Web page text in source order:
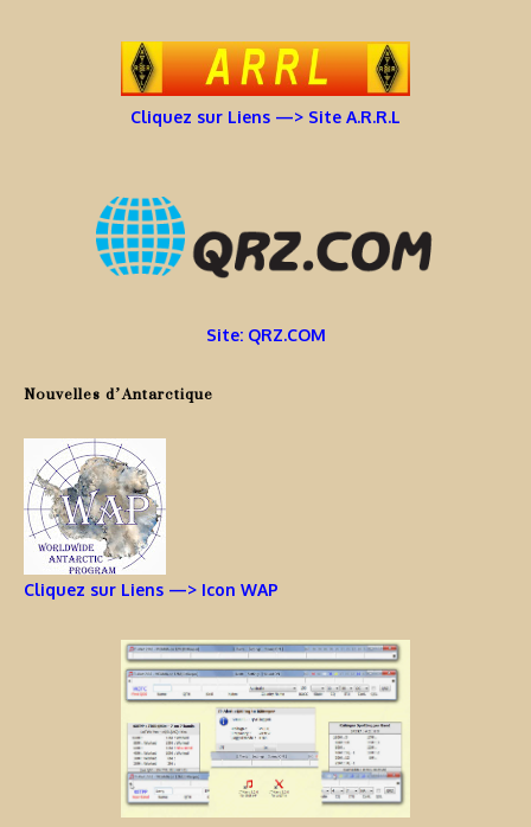
Cliquez sur Liens —> Site A.R.R.L
Site: QRZ.COM
Nouvelles d’Antarctique
Cliquez sur Liens —> Icon WAP